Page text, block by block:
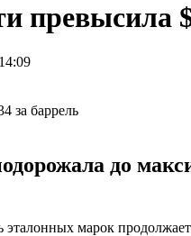
превысила
до
марок